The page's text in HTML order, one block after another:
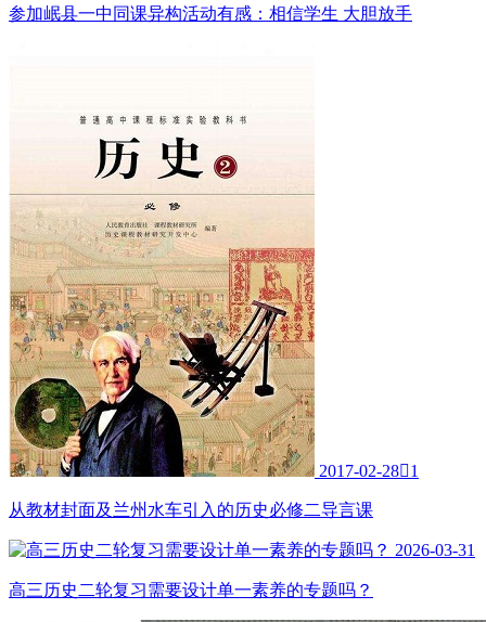
参加岷县一中同课异构活动有感：相信学生 大胆放手
2017-02-281
从教材封面及兰州水车引入的历史必修二导言课
2026-03-31
高三历史二轮复习需要设计单一素养的专题吗？